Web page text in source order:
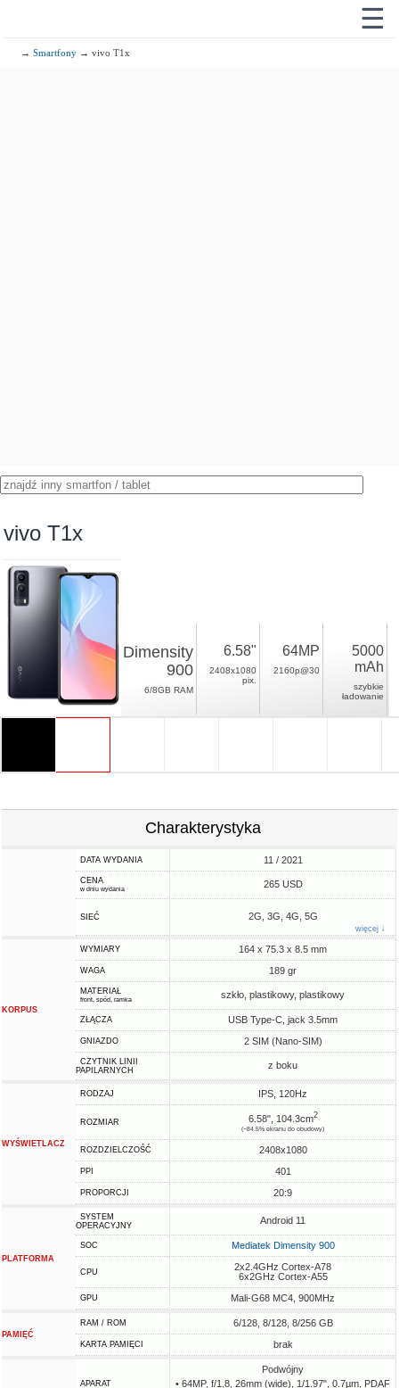
☰
→Smartfony → vivo T1x
vivo T1x
Dimensity
900
6/8GB RAM
6.58"
2408x1080
pix.
64MP
2160p@30
5000
mAh
szybkie
ładowanie
Charakterystyka
DATA WYDANIA 11 / 2021
CENA
w dniu wydania 265 USD
SIEĆ 2G, 3G, 4G, 5G
więcej ↓
KORPUS
WYMIARY 164 x 75.3 x 8.5 mm
WAGA 189 gr
MATERIAŁ
front, spód, ramka szkło, plastikowy, plastikowy
ZŁĄCZA USB Type-C, jack 3.5mm
GNIAZDO 2 SIM (Nano-SIM)
CZYTNIK LINII
PAPILARNYCH
z boku
WYŚWIETLACZ
RODZAJ IPS, 120Hz
ROZMIAR 6.58", 104.3cm2
(~84.5% ekranu do obudowy)
ROZDZIELCZOŚĆ 2408x1080
PPI 401
PROPORCJI 20:9
PLATFORMA
SYSTEM
OPERACYJNY
Android 11
SOC Mediatek Dimensity 900
CPU
2x2.4GHz Cortex-A78
6x2GHz Cortex-A55
GPU Mali-G68 MC4, 900MHz
PAMIĘĆ
RAM / ROM 6/128, 8/128, 8/256 GB
KARTA PAMIĘCI brak
APARAT
Podwójny
• 64MP, f/1.8, 26mm (wide), 1/1.97", 0.7µm, PDAF